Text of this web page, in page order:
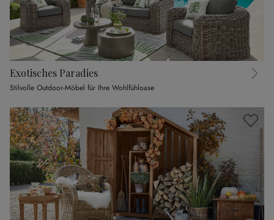
Exotisches Paradies
Stilvolle Outdoor-Möbel für Ihre Wohlfühloase